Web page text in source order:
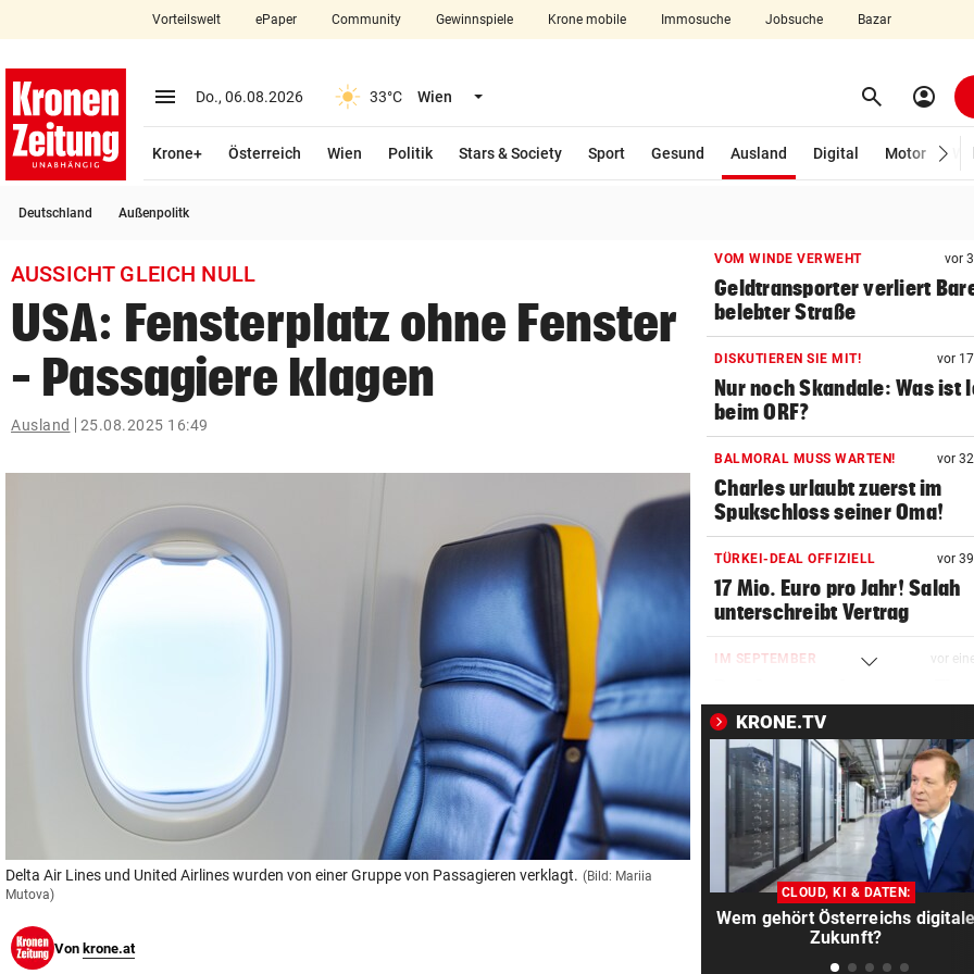
closeSchließen
account_circle Anmelden
arrow_right
bookmark
search
Suchbegriff
eingeben
© Krone Multimedia GmbH & Co KG 2026
Muthgasse 2, 1190 Wien
Vorteilswelt ePaper Community Gewinnspiele Krone mobile Immosuche Jobsuche Bazar
menu Menü aufklappen
Do., 06.08.2026 33°C Wien Menü aufklappen search Suchen
account_circle
Krone+ Österreich Wien Politik Stars & Society Sport Gesund Ausland
Digital
Motor
Deutschland Außenpolitk
AUSSICHT GLEICH NULL
USA: Fensterplatz ohne Fenster
– Passagiere klagen
Ausland 25.08.2025 16:49
Delta Air Lines und United Airlines wurden von einer Gruppe von Passagieren verklagt. (Bild: Mariia
Mutova)
Von krone.at
VOM WINDE VERWEHT vor
Geldtransporter verliert
belebter Straße
DISKUTIEREN SIE MIT! vor
Nur noch Skandale: Was ist
beim ORF?
BALMORAL MUSS WARTEN! vor
Charles urlaubt zuerst im
Spukschloss seiner Oma!
TÜRKEI-DEAL OFFIZIELL vor
17 Mio. Euro pro Jahr! Salah
unterschreibt Vertrag
IM SEPTEMBER vor
Train“ kommt ins Kino
REKORDSOMMER IN Ö vor
Trotz Hitze gibt’s Lebkuchen
Hütten ohne Wasser
MORDALARM IN NÖ vor
Kampfsportler erschlägt
Flirt im Streit
KRONE.TV
CLOUD, KI & DATEN:
Wem gehört Österreichs digitale
Zukunft?